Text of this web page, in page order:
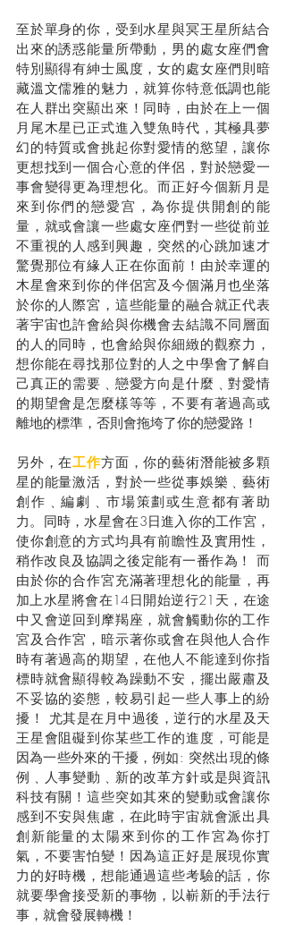
至於單身的你，受到水星與冥王星所結合
出來的誘惑能量所帶動，男的處女座們會
特別顯得有紳士風度，女的處女座們則暗
藏溫文儒雅的魅力，就算你特意低調也能
在人群出突顯出來！同時，由於在上一個
月尾木星已正式進入雙魚時代，其極具夢
幻的特質或會挑起你對愛情的慾望，讓你
更想找到一個合心意的伴侶，對於戀愛一
事會變得更為理想化。而正好今個新月是
來到你們的戀愛宫，為你提供開創的能
量，就或會讓一些處女座們對一些從前並
不重視的人感到興趣，突然的心跳加速才
驚覺那位有緣人正在你面前！由於幸運的
木星會來到你的伴侶宮及今個滿月也坐落
於你的人際宮，這些能量的融合就正代表
著宇宙也許會給與你機會去結識不同層面
的人的同時，也會給與你細緻的觀察力，
想你能在尋找那位對的人之中學會了解自
己真正的需要﹑戀愛方向是什麼﹑對愛情
的期望會是怎麼樣等等，不要有著過高或
離地的標準，否則會拖垮了你的戀愛路！
另外，在工作方面，你的藝術潛能被多顆
星的能量激活，對於一些從事娛樂﹑藝術
創作﹑編劇﹑市場策劃或生意都有著助
力。同時，水星會在3日進入你的工作宮，
使你創意的方式均具有前瞻性及實用性，
稍作改良及協調之後定能有一番作為！ 而
由於你的合作宮充滿著理想化的能量，再
加上水星將會在14日開始逆行21天，在途
中又會逆回到摩羯座，就會觸動你的工作
宮及合作宮，暗示著你或會在與他人合作
時有著過高的期望，在他人不能達到你指
標時就會顯得較為躁動不安，擺出嚴肅及
不妥協的姿態，較易引起一些人事上的紛
擾！ 尤其是在月中過後，逆行的水星及天
王星會阻礙到你某些工作的進度，可能是
因為一些外來的干擾，例如: 突然出現的條
例﹑人事變動﹑新的改革方針或是與資訊
科技有關！這些突如其來的變動或會讓你
感到不安與焦慮，在此時宇宙就會派出具
創新能量的太陽來到你的工作宮為你打
氣，不要害怕變！因為這正好是展現你實
力的好時機，想能通過這些考驗的話，你
就要學會接受新的事物，以嶄新的手法行
事，就會發展轉機！